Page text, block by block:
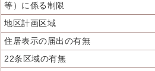
等）に係る制限
地区計画区域
住居表示の届出の有無
22条区域の有無